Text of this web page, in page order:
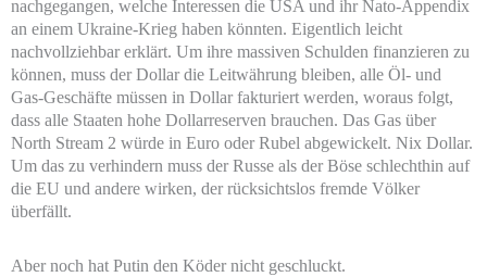
nachgegangen, welche Interessen die USA und ihr Nato-Appendix
an einem Ukraine-Krieg haben könnten. Eigentlich leicht
nachvollziehbar erklärt. Um ihre massiven Schulden finanzieren zu
können, muss der Dollar die Leitwährung bleiben, alle Öl- und
Gas-Geschäfte müssen in Dollar fakturiert werden, woraus folgt,
dass alle Staaten hohe Dollarreserven brauchen. Das Gas über
North Stream 2 würde in Euro oder Rubel abgewickelt. Nix Dollar.
Um das zu verhindern muss der Russe als der Böse schlechthin auf
die EU und andere wirken, der rücksichtslos fremde Völker
überfällt.
Aber noch hat Putin den Köder nicht geschluckt.